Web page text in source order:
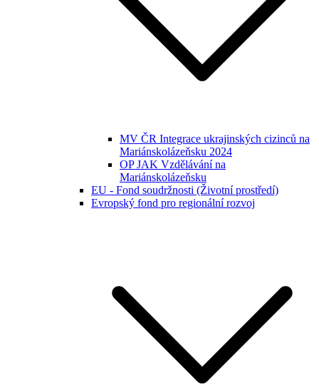
MV ČR Integrace ukrajinských cizinců na
Mariánskolázeňsku 2024
OP JAK Vzdělávání na
Mariánskolázeňsku
EU - Fond soudržnosti (Životní prostředí)
Evropský fond pro regionální rozvoj